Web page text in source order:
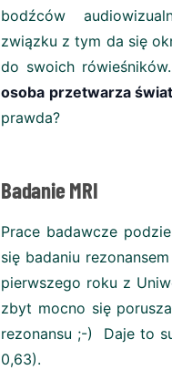
bodźców
związku z tym da się
do swoich
osoba przetwarza
prawda?
Badanie MRI
Prace badawcze
się badaniu
pierwszego roku z
zbyt mocno się
rezonansu ;-) Daje to
0,63).